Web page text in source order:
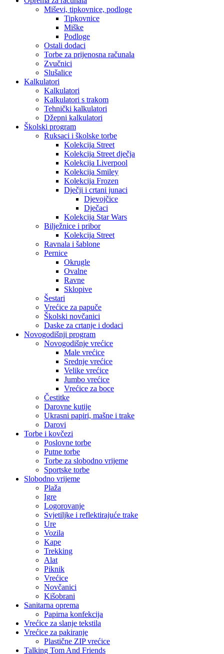
Miševi, tipkovnice, podloge
Tipkovnice
Miške
Podloge
Ostali dodaci
Torbe za prijenosna računala
Zvučnici
Slušalice
Kalkulatori
Kalkulatori
Kalkulatori s trakom
Tehnički kalkulatori
Džepni kalkulatori
Školski program
Ruksaci i školske torbe
Kolekcija Street
Kolekcija Street dječja
Kolekcija Liverpool
Kolekcija Smiley
Kolekcija Frozen
Dječji i crtani junaci
Djevojčice
Dječaci
Kolekcija Star Wars
Bilježnice i pribor
Kolekcija Street
Ravnala i šablone
Pernice
Okrugle
Ovalne
Ravne
Sklopive
Šestari
Vrećice za papuče
Školski novčanici
Daske za crtanje i dodaci
Novogodišnji program
Novogodišnje vrećice
Male vrećice
Srednje vrećice
Velike vrećice
Jumbo vrećice
Vrećice za boce
Čestitke
Darovne kutije
Ukrasni papiri, mašne i trake
Darovi
Torbe i kovčezi
Poslovne torbe
Putne torbe
Torbe za slobodno vrijeme
Sportske torbe
Slobodno vrijeme
Plaža
Igre
Logorovanje
Svjetiljke i reflektirajuće trake
Ure
Vozila
Kape
Trekking
Alat
Piknik
Vrećice
Novčanici
Kišobrani
Sanitarna oprema
Papirna konfekcija
Vrećice za slanje tekstila
Vrećice za pakiranje
Plastične ZIP vrećice
Talking Tom And Friends